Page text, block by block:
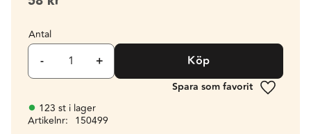
Antal
+
- Köp
Lägg till
123 st i lager
Artikelnr
150499